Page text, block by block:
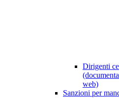
Dirigenti
web)
Sanzioni per